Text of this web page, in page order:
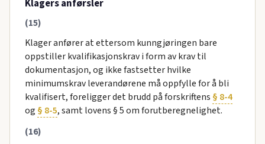
Klagers anførsler
(15)
Klager anfører at ettersom kunngjøringen bare
oppstiller kvalifikasjonskrav i form av krav til
dokumentasjon, og ikke fastsetter hvilke
minimumskrav leverandørene må oppfylle for å bli
kvalifisert, foreligger det brudd på forskriftens § 8-4
og § 8-5, samt lovens § 5 om forutberegnelighet.
(16)